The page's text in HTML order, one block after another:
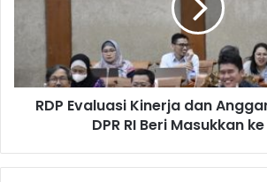
RI
RDP Evaluasi Kinerja dan
DPR RI Beri Masukkan ke